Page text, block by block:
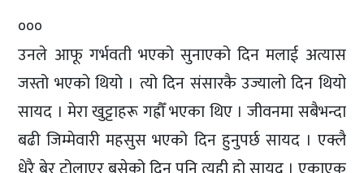
०००
उनले आफू गर्भवती भएको सुनाएको दिन मलाई अत्यास
जस्तो भएको थियो । त्यो दिन संसारकै उज्यालो दिन थियो
सायद । मेरा खुट्टाहरू गह्रौँ भएका थिए । जीवनमा सबैभन्दा
बढी जिम्मेवारी महसुस भएको दिन हुनुपर्छ सायद । एक्लै